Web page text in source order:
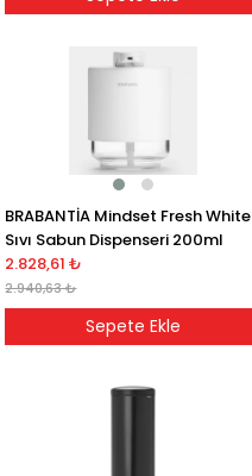
BRABANTİA Mindset Fresh White
Sıvı Sabun Dispenseri 200ml
2.828,61 ₺
2.940,63 ₺
Sepete Ekle